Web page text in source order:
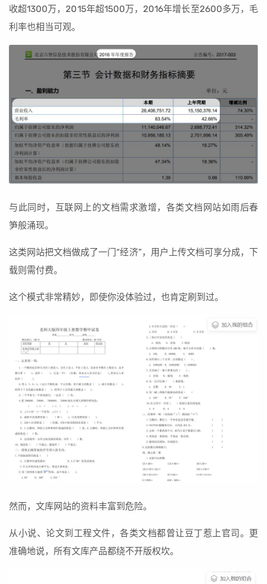
收超1300万，2015年超1500万，2016年增长至2600多万，毛
利率也相当可观。
与此同时，互联网上的文档需求激增，各类文档网站如雨后春
笋般涌现。
这类网站把文档做成了一门“经济”，用户上传文档可享分成，下
载则需付费。
这个模式非常精妙，即使你没体验过，也肯定刷到过。
然而，文库网站的资料丰富到危险。
从小说、论文到工程文件，各类文档都曾让豆丁惹上官司。更
准确地说，所有文库产品都绕不开版权坎。